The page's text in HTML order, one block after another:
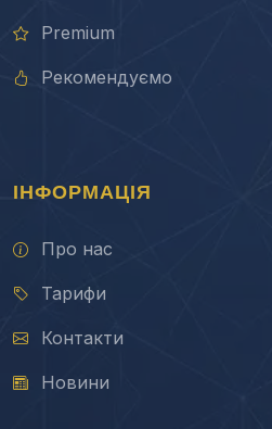
Premium
Рекомендуємо
ІНФОРМАЦІЯ
Про нас
Тарифи
Контакти
Новини